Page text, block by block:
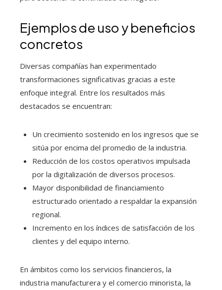
Ejemplos de uso y beneficios
concretos
Diversas compañías han experimentado
transformaciones significativas gracias a este
enfoque integral. Entre los resultados más
destacados se encuentran:
Un crecimiento sostenido en los ingresos que se
sitúa por encima del promedio de la industria.
Reducción de los costos operativos impulsada
por la digitalización de diversos procesos.
Mayor disponibilidad de financiamiento
estructurado orientado a respaldar la expansión
regional.
Incremento en los índices de satisfacción de los
clientes y del equipo interno.
En ámbitos como los servicios financieros, la
industria manufacturera y el comercio minorista, la